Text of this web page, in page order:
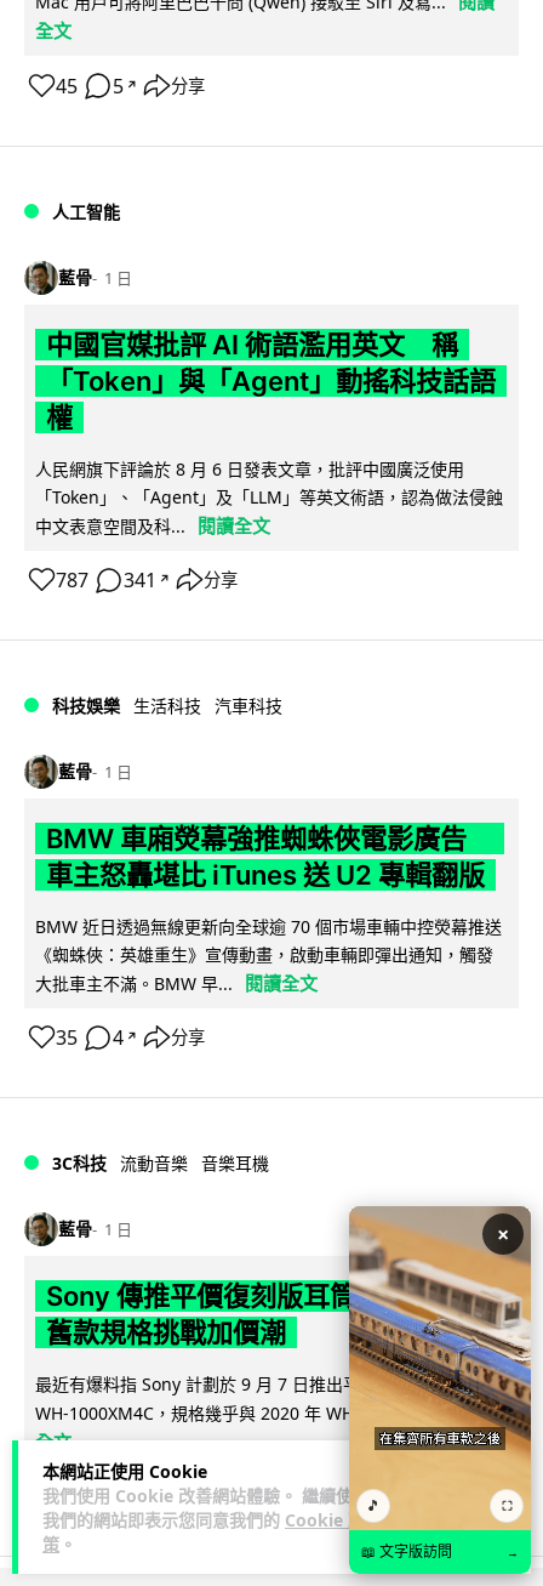
本網站正使用 Cookie
我們使用 Cookie 改善網站體驗。 繼續使用
我們的網站即表示您同意我們的 Cookie 政
策 。
全文
45 5 ↗ 分享
人工智能
藍骨 1 日
中國官媒批評 AI 術語濫用英文 稱
「Token」與「Agent」動搖科技話語
權
人民網旗下評論於 8 月 6 日發表文章，批評中國廣泛使用
「Token」、「Agent」及「LLM」等英文術語，認為做法侵蝕
中文表意空間及科...
閱讀全文
787 341 ↗ 分享
科技娛樂 生活科技 汽車科技
藍骨 1 日
BMW 車廂熒幕強推蜘蛛俠電影廣告
車主怒轟堪比 iTunes 送 U2 專輯翻版
BMW 近日透過無線更新向全球逾 70 個市場車輛中控熒幕推送
《蜘蛛俠：英雄重生》宣傳動畫，啟動車輛即彈出通知，觸發
大批車主不滿。BMW 早...
閱讀全文
35 4 ↗ 分享
3C科技 流動音樂 音樂耳機
藍骨 1 日
Sony 傳推平價復刻版耳筒 沿用六年
舊款規格挑戰加價潮
最近有爆料指 Sony 計劃於 9 月 7 日推出平價復刻版降噪耳機
WH-1000XM4C，規格幾乎與 2020 年 WH-1000XM4... 閱讀
全文
24 9 ↗ 分享
×
🎵 ⛶
📖 文字版訪問 →